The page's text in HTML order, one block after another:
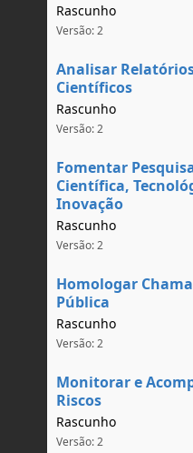
Rascunho
Versão: 2
Analisar
Científicos
Rascunho
Versão: 2
Fomentar
Científica,
Inovação
Rascunho
Versão: 2
Homologar
Pública
Rascunho
Versão: 2
Monitorar e
Riscos
Rascunho
Versão: 2